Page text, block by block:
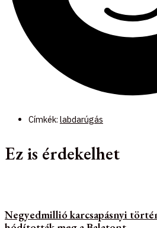
Címkék: labdarúgás
Ez is érdekelhet
Negyedmillió karcsapásnyi